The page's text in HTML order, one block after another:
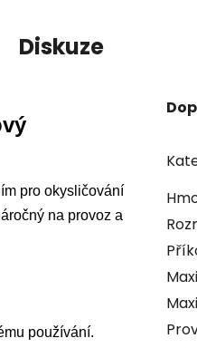
Diskuze
pro okysličování
na provoz a
používání.